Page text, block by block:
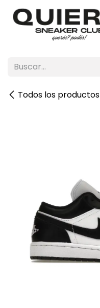
Ir al contenido
Todos los productos